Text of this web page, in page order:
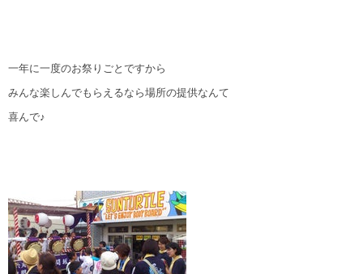
一年に一度のお祭りごとですから
みんな楽しんでもらえるなら場所の提供なんて
喜んで♪